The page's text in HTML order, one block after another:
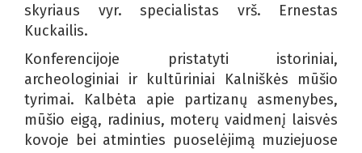
skyriaus vyr. specialistas vrš. Ernestas
Kuckailis.
Konferencijoje pristatyti istoriniai,
archeologiniai ir kultūriniai Kalniškės mūšio
tyrimai. Kalbėta apie partizanų asmenybes,
mūšio eigą, radinius, moterų vaidmenį laisvės
kovoje bei atminties puoselėjimą muziejuose